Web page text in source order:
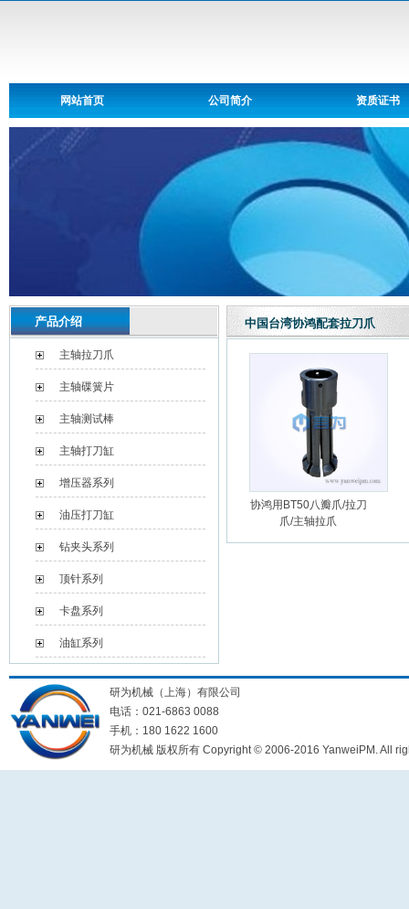
网站首页 公司简介 资质证书
中国台湾协鸿配套拉刀爪
协鸿用BT50八瓣爪/拉刀
爪/主轴拉爪
产品介绍
主轴拉刀爪
主轴碟簧片
主轴测试棒
主轴打刀缸
增压器系列
油压打刀缸
钻夹头系列
顶针系列
卡盘系列
油缸系列
研为机械（上海）有限公司
电话：021-6863 0088
手机：180 1622 1600
研为机械 版权所有 Copyright © 2006-2016 YanweiPM. All